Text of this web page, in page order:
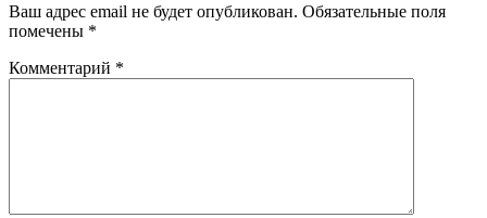
Ваш адрес email не будет опубликован. Обязательные поля
помечены *
Комментарий *